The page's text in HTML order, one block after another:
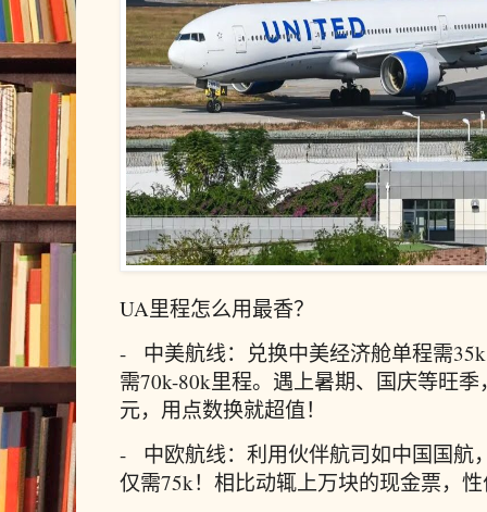
UA里程怎么用最香？
- 中美航线：兑换中美经济舱单程需
需70k-80k里程。遇上暑期、国庆等旺
元，用点数换就超值！
- 中欧航线：利用伙伴航司如中国国航
仅需75k！相比动辄上万块的现金票，